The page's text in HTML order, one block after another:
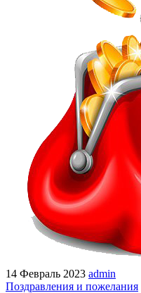
14 Февраль 2023 admin
Поздравления и пожелания